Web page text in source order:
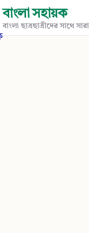
বাংলা সহায়ক
বাংলা ছাত্রছাত্রীদের সাথে